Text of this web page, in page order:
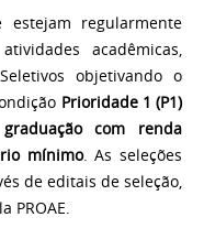
estejam regularmente
acadêmicas,
objetivando o
Prioridade 1 (P1)
com renda
mínimo. As seleções
de editais de seleção,